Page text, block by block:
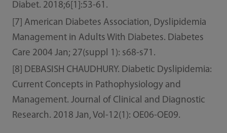
Diabet. 2018;6[1]:53-61.
[7] American Diabetes Association, Dyslipidemia
Management in Adults With Diabetes. Diabetes
Care 2004 Jan; 27(suppl 1): s68-s71.
[8] DEBASISH CHAUDHURY. Diabetic Dyslipidemia:
Current Concepts in Pathophysiology and
Management. Journal of Clinical and Diagnostic
Research. 2018 Jan, Vol-12(1): OE06-OE09.